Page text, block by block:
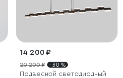
14 200 ₽
20 200 ₽ - 30 %
Подвесной светодиодный